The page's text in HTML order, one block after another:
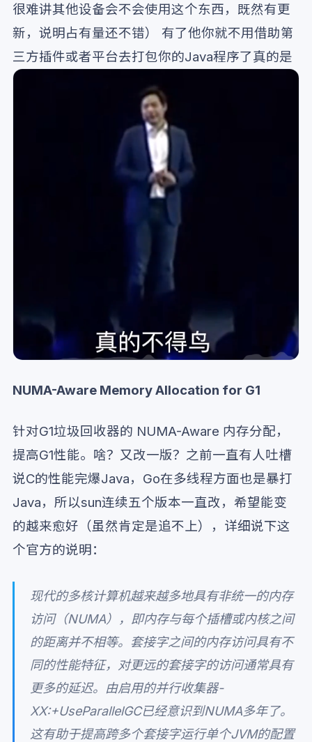
很难讲其他设备会不会使用这个东西，既然有更
新，说明占有量还不错） 有了他你就不用借助第
三方插件或者平台去打包你的Java程序了真的是
NUMA-Aware Memory Allocation for G1
针对G1垃圾回收器的 NUMA-Aware 内存分配，
提高G1性能。啥？又改一版？之前一直有人吐槽
说C的性能完爆Java，Go在多线程方面也是暴打
Java，所以sun连续五个版本一直改，希望能变
的越来愈好（虽然肯定是追不上），详细说下这
个官方的说明：
现代的多核计算机越来越多地具有非统一的内存
访问（NUMA），即内存与每个插槽或内核之间
的距离并不相等。套接字之间的内存访问具有不
同的性能特征，对更远的套接字的访问通常具有
更多的延迟。由启用的并行收集器-
XX:+UseParallelGC已经意识到NUMA多年了。
这有助于提高跨多个套接字运行单个JVM的配置